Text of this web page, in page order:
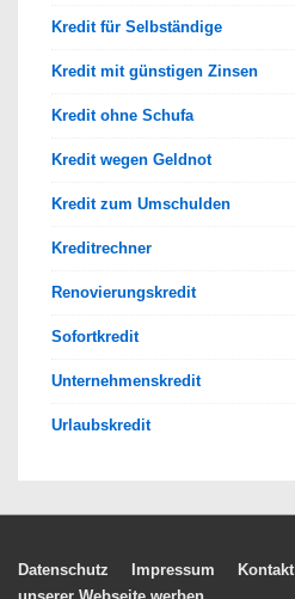
Kredit für Selbständige
Kredit mit günstigen Zinsen
Kredit ohne Schufa
Kredit wegen Geldnot
Kredit zum Umschulden
Kreditrechner
Renovierungskredit
Sofortkredit
Unternehmenskredit
Urlaubskredit
Footer-
Datenschutz Impressum Kontakt